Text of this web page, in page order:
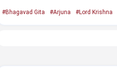
#Bhagavad Gita #Arjuna #Lord Krishna